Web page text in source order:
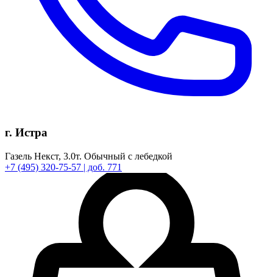
г. Истра
Газель Некст, 3.0т. Обычный с лебедкой
+7 (495) 320-75-57 | доб. 771